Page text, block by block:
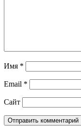
Имя *
Email *
Сайт